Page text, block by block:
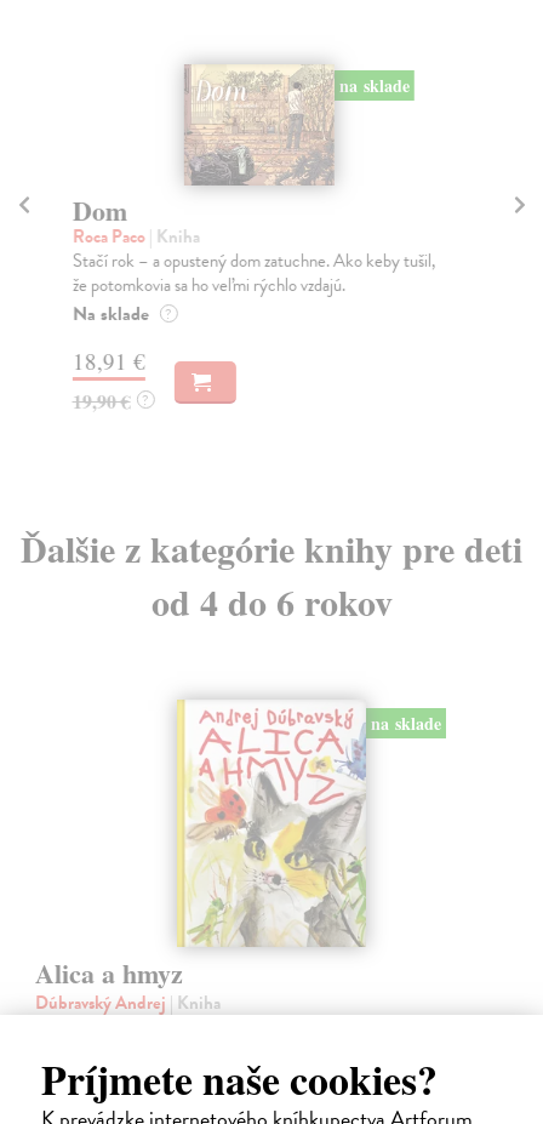
Príjmete naše cookies?
na sklade
Dom
Roca Paco| Kniha
Stačí rok – a opustený dom zatuchne. Ako keby tušil,
že potomkovia sa ho veľmi rýchlo vzdajú.
Na sklade ?
18,91 €
19,90 € ?
Ďalšie z kategórie knihy pre deti
od 4 do 6 rokov
na sklade
Alica a hmyz
Dúbravský Andrej | Kniha
Na sklade ?